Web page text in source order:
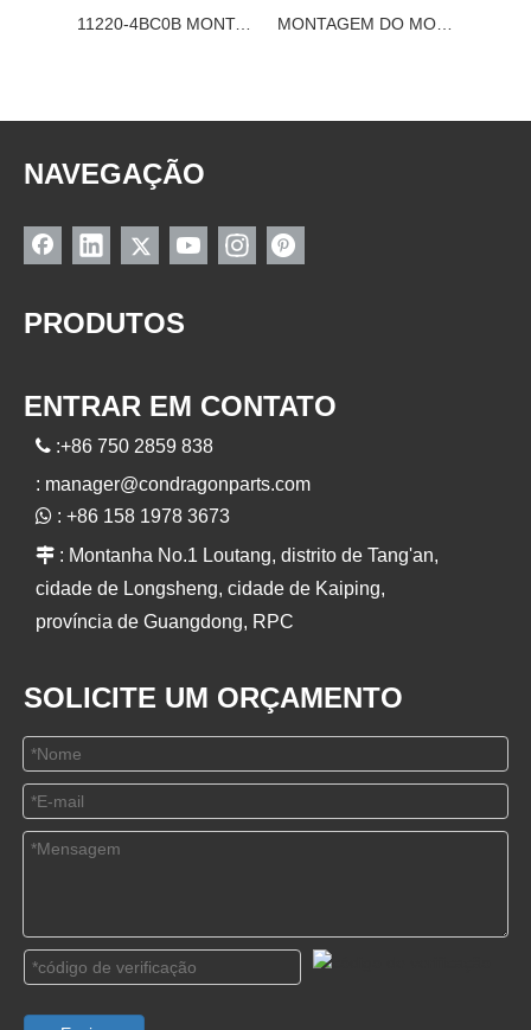
11220-4BC0B MONTAGEM DE MOTOR NISSAN
NAVEGAÇÃO
PRODUTOS
ENTRAR EM CONTATO
 :+86 750 2859 838
: manager@condragonparts.com
 : +86 158 1978 3673
 : Montanha No.1 Loutang, distrito de Tang'an,
cidade de Longsheng, cidade de Kaiping,
província de Guangdong, RPC
SOLICITE UM ORÇAMENTO